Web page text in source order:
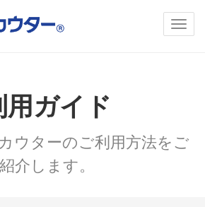
用ガイド
ウターのご利用方法をご
紹介します。